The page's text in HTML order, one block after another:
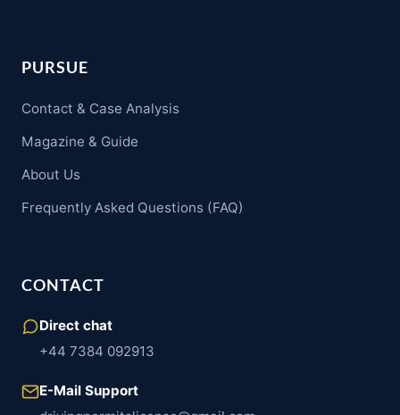
PURSUE
Contact & Case Analysis
Magazine & Guide
About Us
Frequently Asked Questions (FAQ)
CONTACT
Direct chat
+44 7384 092913
E-Mail Support